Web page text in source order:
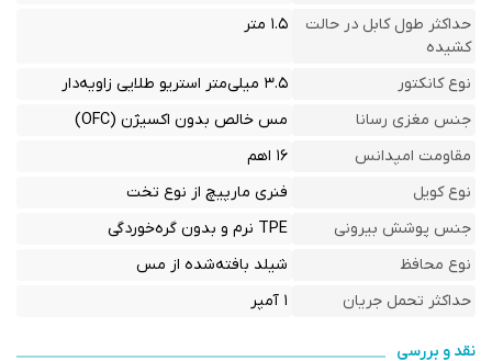
حداکثر طول کابل در حالت
کشیده
۱.۵ متر
نوع کانکتور
۳.۵ میلی‌متر استریو طلایی زاویه‌دار
جنس مغزی رسانا
مس خالص بدون اکسیژن (OFC)
مقاومت امپدانس
۱۶ اهم
نوع کویل
فنری مارپیچ از نوع تخت
جنس پوشش بیرونی
TPE نرم و بدون گره‌خوردگی
نوع محافظ
شیلد بافته‌شده از مس
حداکثر تحمل جریان
۱ آمپر
نقد و بررسی